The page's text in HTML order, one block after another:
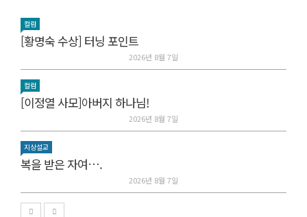
컬럼
[황명숙 수상] 터닝 포인트
2026년 8월 7일
컬럼
[이정열 사모]아버지 하나님!
2026년 8월 7일
지상설교
복을 받은 자여….
2026년 8월 7일